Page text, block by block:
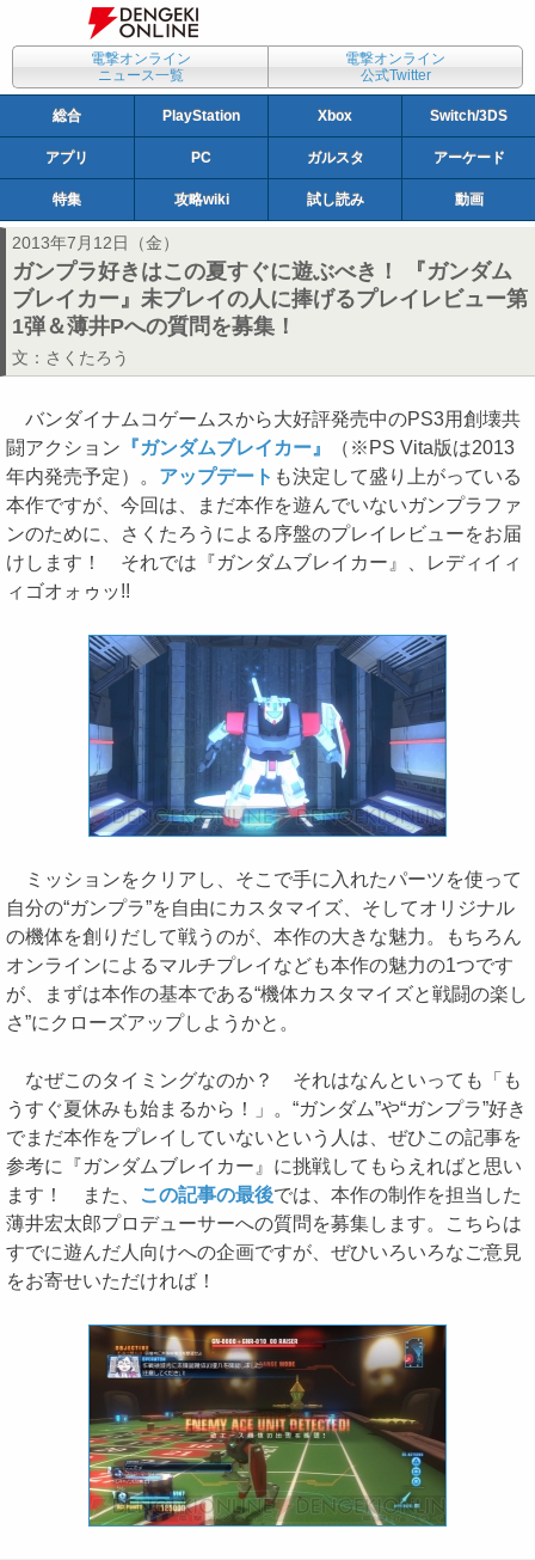
電撃オンライン
ニュース一覧
電撃オンライン
公式Twitter
総合 PlayStation Xbox Switch/3DS
アプリ PC ガルスタ アーケード
特集 攻略wiki 試し読み 動画
2013年7月12日（金）
ガンプラ好きはこの夏すぐに遊ぶべき！ 『ガンダム
ブレイカー』未プレイの人に捧げるプレイレビュー第
1弾＆薄井Pへの質問を募集！
文： さくたろう
バンダイナムコゲームスから大好評発売中のPS3用創壊共
闘アクション 『ガンダムブレイカー』
（※PS Vita版は2013
年内発売予定）。 アップデート も決定して盛り上がっている
本作ですが、今回は、まだ本作を遊んでいないガンプラファ
ンのために、さくたろうによる序盤のプレイレビューをお届
けします！ それでは『ガンダムブレイカー』、レディイィ
ィゴオォゥッ!!
ミッションをクリアし、そこで手に入れたパーツを使って
自分の“ガンプラ”を自由にカスタマイズ、そしてオリジナル
の機体を創りだして戦うのが、本作の大きな魅力。もちろん
オンラインによるマルチプレイなども本作の魅力の1つです
が、まずは本作の基本である“機体カスタマイズと戦闘の楽し
さ”にクローズアップしようかと。
なぜこのタイミングなのか？ それはなんといっても「も
うすぐ夏休みも始まるから！」。“ガンダム”や“ガンプラ”好き
でまだ本作をプレイしていないという人は、ぜひこの記事を
参考に『ガンダムブレイカー』に挑戦してもらえればと思い
ます！ また、
この記事の最後では、本作の制作を担当した
薄井宏太郎プロデューサーへの質問を募集します。こちらは
すでに遊んだ人向けへの企画ですが、ぜひいろいろなご意見
をお寄せいただければ！